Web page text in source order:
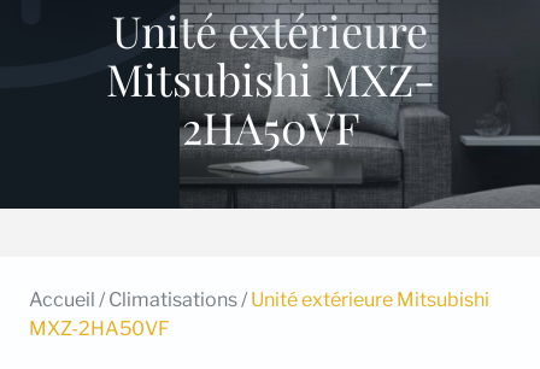
Unité extérieure
Mitsubishi MXZ-
2HA50VF
Accueil / Climatisations/ Unité extérieure Mitsubishi
MXZ-2HA50VF